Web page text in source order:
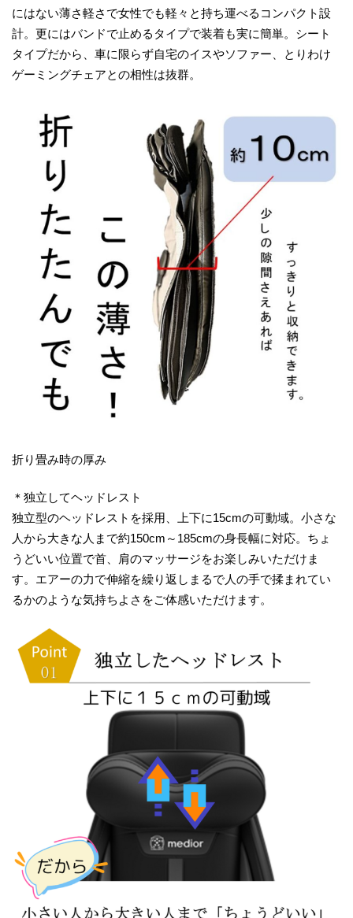
にはない薄さ軽さで女性でも軽々と持ち運べるコンパクト設
計。更にはバンドで止めるタイプで装着も実に簡単。シート
タイプだから、車に限らず自宅のイスやソファー、とりわけ
ゲーミングチェアとの相性は抜群。
折り畳み時の厚み
＊独立してヘッドレスト
独立型のヘッドレストを採用、上下に15cmの可動域。小さな
人から大きな人まで約150cm～185cmの身長幅に対応。ちょ
うどいい位置で首、肩のマッサージをお楽しみいただけま
す。エアーの力で伸縮を繰り返しまるで人の手で揉まれてい
るかのような気持ちよさをご体感いただけます。